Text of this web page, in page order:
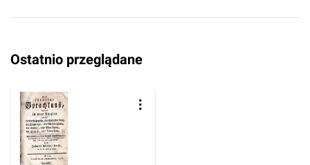
Ostatnio przeglądane